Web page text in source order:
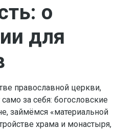
о
для
православной церкви,
за себя: богословские
займёмся «материальной
храма и монастыря,